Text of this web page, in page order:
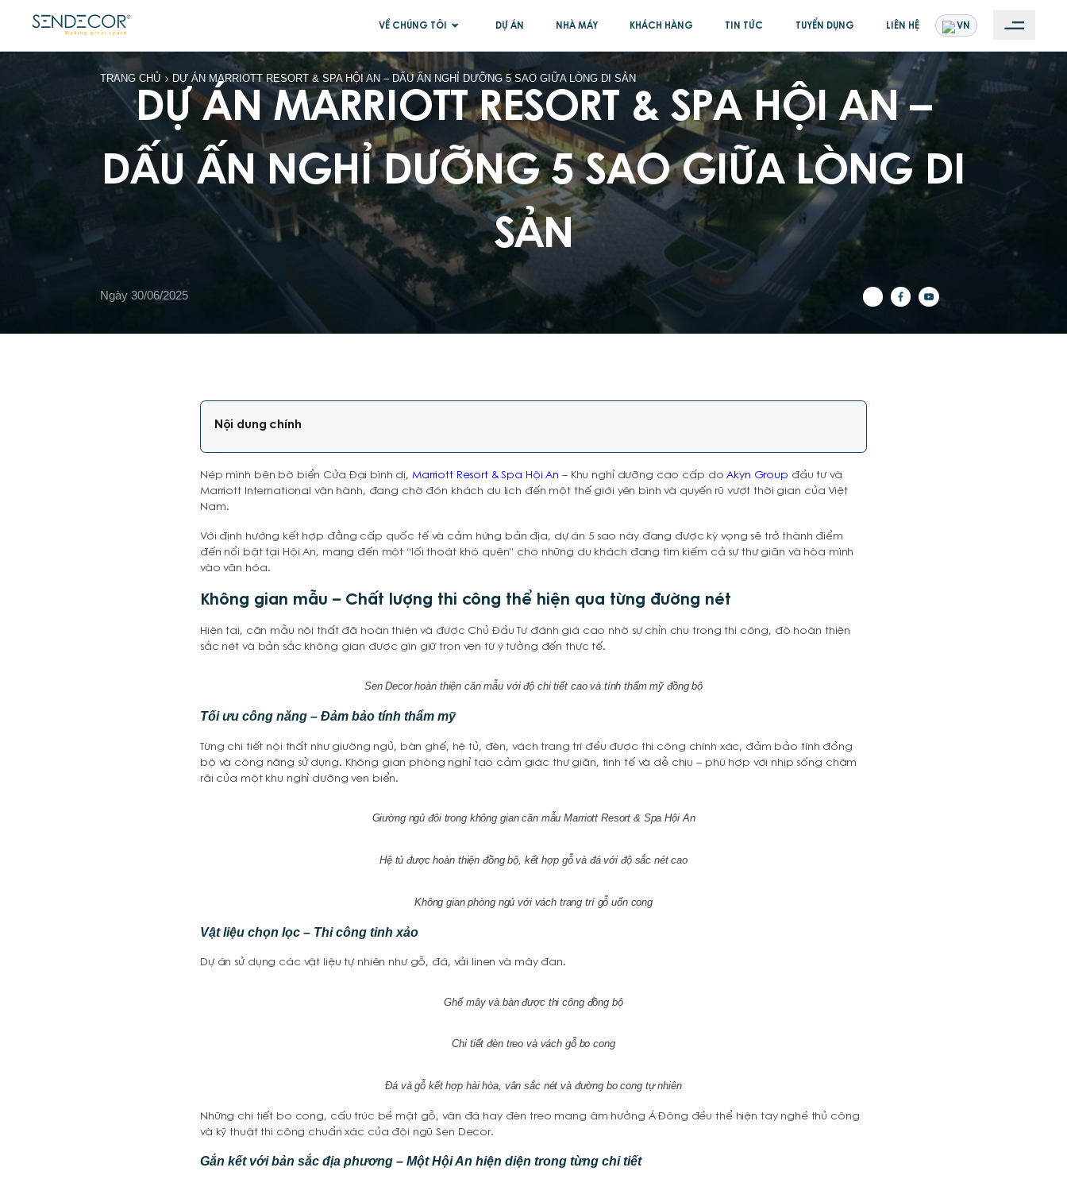
VỀ CHÚNG TÔI
VỀ CHÚNG TÔI
THI CÔNG NỘI THẤT
XUẤT KHẨU
DỰ ÁN NHÀ MÁY KHÁCH HÀNG TIN TỨC TUYỂN DỤNG LIÊN HỆ VN
EN
DỰÁNMARRIOTTRESORT&SPAHỘIAN–
DẤUẤNNGHỈDƯỠNG5SAOGIỮALÒNGDI
SẢN
TRANG CHỦ DỰ ÁN MARRIOTT RESORT & SPA HỘI AN – DẤU ẤN NGHỈ DƯỠNG 5 SAO GIỮA LÒNG DI SẢN
Ngày 30/06/2025
Nội dung chính
Nép mình bên bờ biển Cửa Đại bình dị, Marriott Resort & Spa Hội An – Khu nghỉ dưỡng cao cấp doAkyn Group đầu tư và
Marriott International vận hành, đang chờ đón khách du lịch đến một thế giới yên bình và quyến rũ vượt thời gian của Việt
Nam.
Với định hướng kết hợp đẳng cấp quốc tế và cảm hứng bản địa, dự án 5 sao này đang được kỳ vọng sẽ trở thành điểm
đến nổi bật tại Hội An, mang đến một “lối thoát khó quên” cho những du khách đang tìm kiếm cả sự thư giãn và hòa mình
vào văn hóa.
Không gian mẫu – Chất lượng thi công thể hiện qua từng đường nét
Hiện tại, căn mẫu nội thất đã hoàn thiện và được Chủ Đầu Tư đánh giá cao nhờ sự chỉn chu trong thi công, độ hoàn thiện
sắc nét và bản sắc không gian được gìn giữ trọn vẹn từ ý tưởng đến thực tế.
Sen Decor hoàn thiện căn mẫu với độ chi tiết cao và tính thẩm mỹ đồng bộ
Tối ưu công năng – Đảm bảo tính thẩm mỹ
Từng chi tiết nội thất như giường ngủ, bàn ghế, hệ tủ, đèn, vách trang trí đều được thi công chính xác, đảm bảo tính đồng
bộ và công năng sử dụng. Không gian phòng nghỉ tạo cảm giác thư giãn, tinh tế và dễ chịu – phù hợp với nhịp sống chậm
rãi của một khu nghỉ dưỡng ven biển.
Giường ngủ đôi trong không gian căn mẫu Marriott Resort & Spa Hội An
Hệ tủ được hoàn thiện đồng bộ, kết hợp gỗ và đá với độ sắc nét cao
Không gian phòng ngủ với vách trang trí gỗ uốn cong
Vật liệu chọn lọc – Thi công tinh xảo
Dự án sử dụng các vật liệu tự nhiên như gỗ, đá, vải linen và mây đan.
Ghế mây và bàn được thi công đồng bộ
Chi tiết đèn treo và vách gỗ bo cong
Đá và gỗ kết hợp hài hòa, vân sắc nét và đường bo cong tự nhiên
Những chi tiết bo cong, cấu trúc bề mặt gỗ, vân đá hay đèn treo mang âm hưởng Á Đông đều thể hiện tay nghề thủ công
và kỹ thuật thi công chuẩn xác của đội ngũ Sen Decor.
Gắn kết với bản sắc địa phương – Một Hội An hiện diện trong từng chi tiết